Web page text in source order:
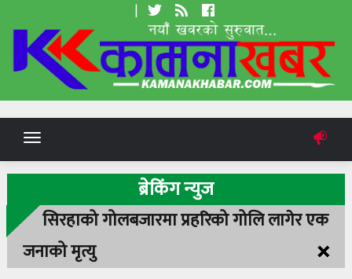
|
Toggle
navigation
ब्रेकिंग न्युज
सिरहाको गोलबजारमा प्रहरिको गोलि लागेर एक
जनाको मृत्यु
×